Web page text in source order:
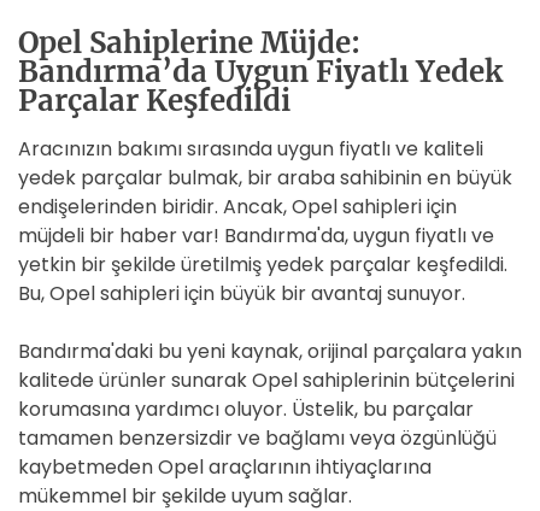
Opel Sahiplerine Müjde:
Bandırma’da Uygun Fiyatlı Yedek
Parçalar Keşfedildi
Aracınızın bakımı sırasında uygun fiyatlı ve kaliteli
yedek parçalar bulmak, bir araba sahibinin en büyük
endişelerinden biridir. Ancak, Opel sahipleri için
müjdeli bir haber var! Bandırma'da, uygun fiyatlı ve
yetkin bir şekilde üretilmiş yedek parçalar keşfedildi.
Bu, Opel sahipleri için büyük bir avantaj sunuyor.
Bandırma'daki bu yeni kaynak, orijinal parçalara yakın
kalitede ürünler sunarak Opel sahiplerinin bütçelerini
korumasına yardımcı oluyor. Üstelik, bu parçalar
tamamen benzersizdir ve bağlamı veya özgünlüğü
kaybetmeden Opel araçlarının ihtiyaçlarına
mükemmel bir şekilde uyum sağlar.